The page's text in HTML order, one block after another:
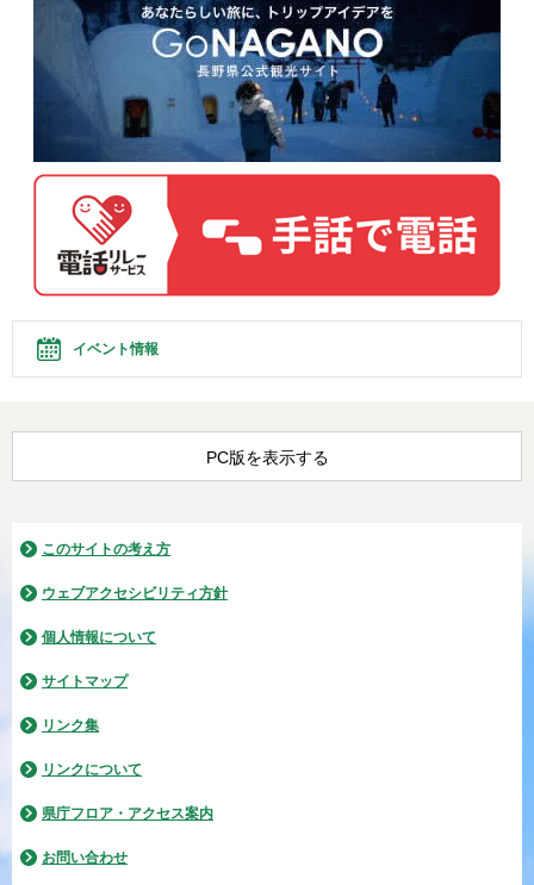
イベント情報
PC版を表示する
このサイトの考え方
ウェブアクセシビリティ方針
個人情報について
サイトマップ
リンク集
リンクについて
県庁フロア・アクセス案内
お問い合わせ